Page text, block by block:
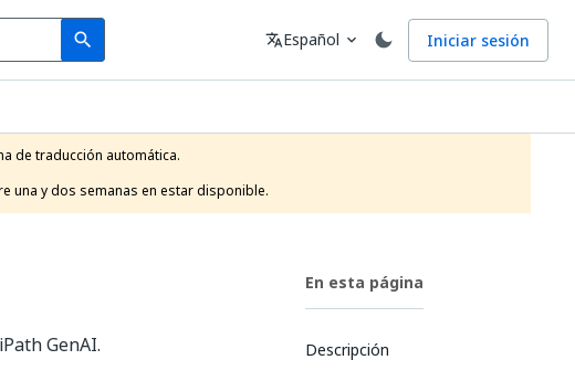
search
Search Idioma
translateEspañol expand_more Iniciar sesión
de traducción automática.
una y dos semanas en estar disponible.
GenAI.
En esta página
Descripción